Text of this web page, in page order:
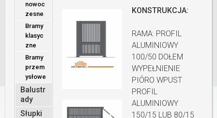
KONSTRUKCJA:
RAMA: PROFIL
ALUMINIOWY
100/50 DOŁEM
WYPEŁNIENIE
PIÓRO WPUST
PROFIL
ALUMINIOWY
150/15 LUB 80/15
nowoc
zesne
Bramy
klasyc
zne
Bramy
przem
ysłowe
Balustr
ady
Słupki